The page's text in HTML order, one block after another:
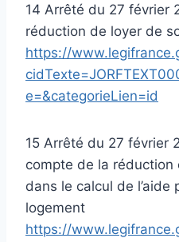
14 Arrêté du 27 février
réduction de loyer de
https://
e=&categorieLien=id
15 Arrêté du 27 février
compte de la
dans le calcul de l’aide
logement
https://